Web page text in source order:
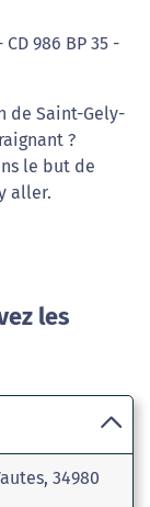
986 BP 35 -
de Saint-Gely-
?
le but de
aller.
les
34980